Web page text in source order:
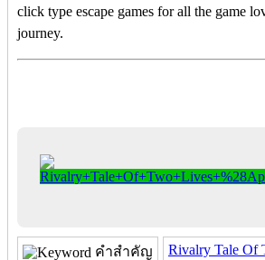
click type escape games for all the game
journey.
คำสำคัญ Rivalry Tale Of